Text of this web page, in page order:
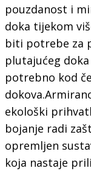
pouzdanost i
doka tijekom
biti potrebe za
plutajućeg
potrebno kod
ekološki
bojanje radi
opremljen
koja nastaje